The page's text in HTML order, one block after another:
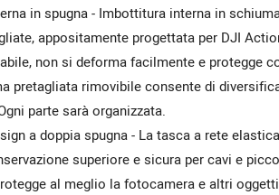
in spugna - Imbottitura interna in
appositamente progettata per DJI
non si deforma facilmente e protegge
pretagliata rimovibile consente di
parte sarà organizzata.
a doppia spugna - La tasca a rete
superiore e sicura per cavi e
al meglio la fotocamera e altri